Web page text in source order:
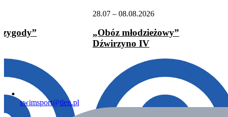
swimsport@tlen.pl
28.07 – 08.08.2026
„Obóz młodzieżowy”
Dźwirzyno IV